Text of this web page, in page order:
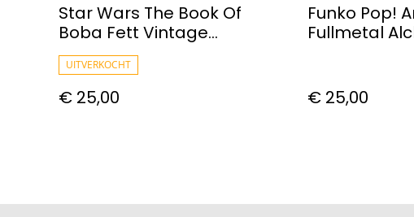
Star Wars The Book Of
Boba Fett Vintage
Collection Cad Bane Action
Figure
UITVERKOCHT
€ 25,00
Funko Pop!
Fullmetal
€ 25,00